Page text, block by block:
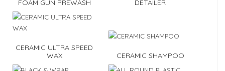
FOAM GUN PREWASH
DETAILER
CERAMIC ULTRA SPEED
WAX
CERAMIC SHAMPOO